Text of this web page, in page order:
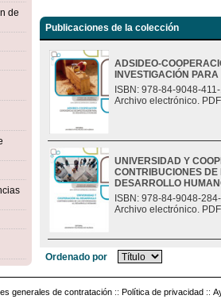
de
Publicaciones de la colección
ADSIDEO-
INVESTIGACIÓN
ISBN: 978-84-9048-
Archivo electrónico.
UNIVERSIDAD Y
CONTRIBUCIONES
DESARROLLO
ISBN: 978-84-9048-
Archivo electrónico.
Ordenado por
generales de contratación :: Política de privacidad ::